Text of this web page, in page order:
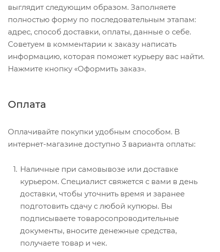
выглядит следующим образом. Заполняете
полностью форму по последовательным этапам:
адрес, способ доставки, оплаты, данные о себе.
Советуем в комментарии к заказу написать
информацию, которая поможет курьеру вас найти.
Нажмите кнопку «Оформить заказ».
Оплата
Оплачивайте покупки удобным способом. В
интернет-магазине доступно 3 варианта оплаты:
Наличные при самовывозе или доставке
курьером. Специалист свяжется с вами в день
доставки, чтобы уточнить время и заранее
подготовить сдачу с любой купюры. Вы
подписываете товаросопроводительные
документы, вносите денежные средства,
получаете товар и чек.